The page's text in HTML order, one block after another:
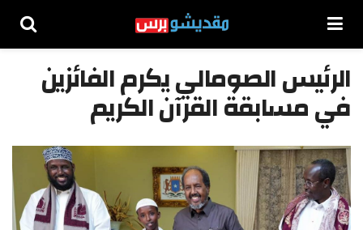
الرئيس الصومالي يكرم الفائزين
في مسابقة القرآن الكريم